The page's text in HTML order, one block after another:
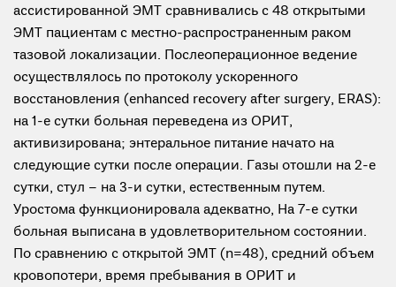
ассистированной ЭМТ сравнивались с 48 открытыми
ЭМТ пациентам с местно-распространенным раком
тазовой локализации. Послеоперационное ведение
осуществлялось по протоколу ускоренного
восстановления (enhanced recovery after surgery, ERAS):
на 1-е сутки больная переведена из ОРИТ,
активизирована; энтеральное питание начато на
следующие сутки после операции. Газы отошли на 2-е
сутки, стул – на 3-и сутки, естественным путем.
Уростома функционировала адекватно, На 7-е сутки
больная выписана в удовлетворительном состоянии.
По сравнению с открытой ЭМТ (n=48), средний объем
кровопотери, время пребывания в ОРИТ и